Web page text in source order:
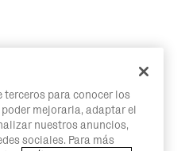
para conocer los
mejorarla, adaptar el
nuestros anuncios,
sociales. Para más